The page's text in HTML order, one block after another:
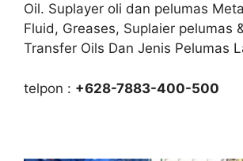
Oil. Suplayer oli dan pelumas
Fluid, Greases, Suplaier pelumas
Transfer Oils Dan Jenis Pelumas
telpon : +628-7883-400-500